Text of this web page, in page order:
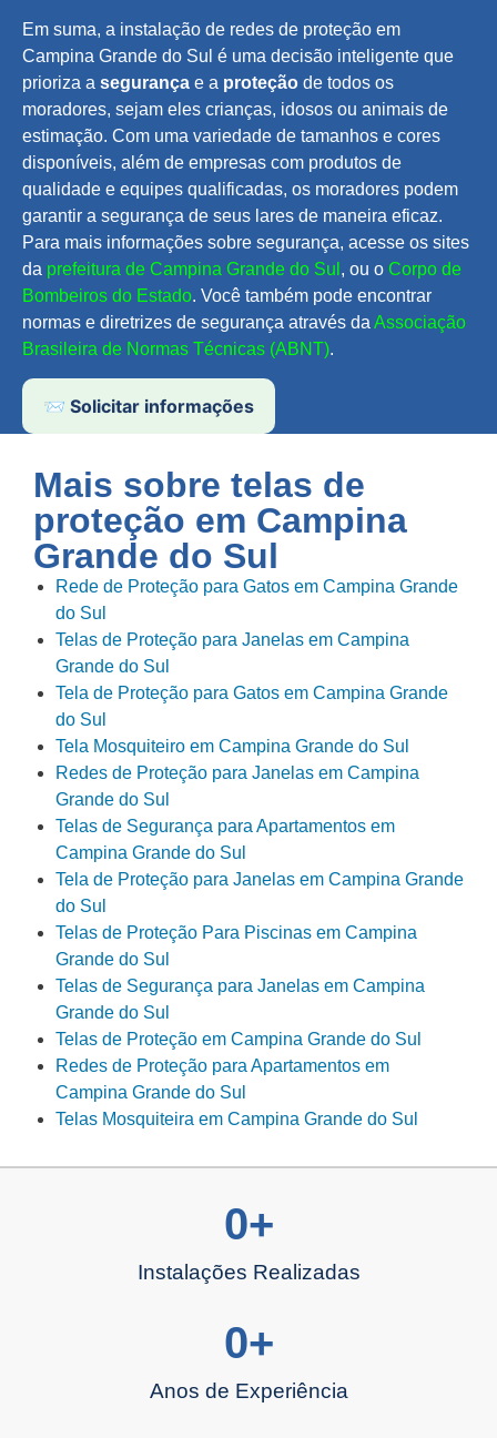
Em suma, a instalação de redes de proteção em
Campina Grande do Sul é uma decisão inteligente que
prioriza a segurança e a proteção de todos os
moradores, sejam eles crianças, idosos ou animais de
estimação. Com uma variedade de tamanhos e cores
disponíveis, além de empresas com produtos de
qualidade e equipes qualificadas, os moradores podem
garantir a segurança de seus lares de maneira eficaz.
Para mais informações sobre segurança, acesse os sites
da prefeitura de Campina Grande do Sul , ou o Corpo de
Bombeiros do Estado. Você também pode encontrar
normas e diretrizes de segurança através da Associação
Brasileira de Normas Técnicas (ABNT).
📨 Solicitar informações
Mais sobre telas de
proteção em Campina
Grande do Sul
Rede de Proteção para Gatos em Campina Grande
do Sul
Telas de Proteção para Janelas em Campina
Grande do Sul
Tela de Proteção para Gatos em Campina Grande
do Sul
Tela Mosquiteiro em Campina Grande do Sul
Redes de Proteção para Janelas em Campina
Grande do Sul
Telas de Segurança para Apartamentos em
Campina Grande do Sul
Tela de Proteção para Janelas em Campina Grande
do Sul
Telas de Proteção Para Piscinas em Campina
Grande do Sul
Telas de Segurança para Janelas em Campina
Grande do Sul
Telas de Proteção em Campina Grande do Sul
Redes de Proteção para Apartamentos em
Campina Grande do Sul
Telas Mosquiteira em Campina Grande do Sul
Instalações Realizadas
0+
Anos de Experiência
0+